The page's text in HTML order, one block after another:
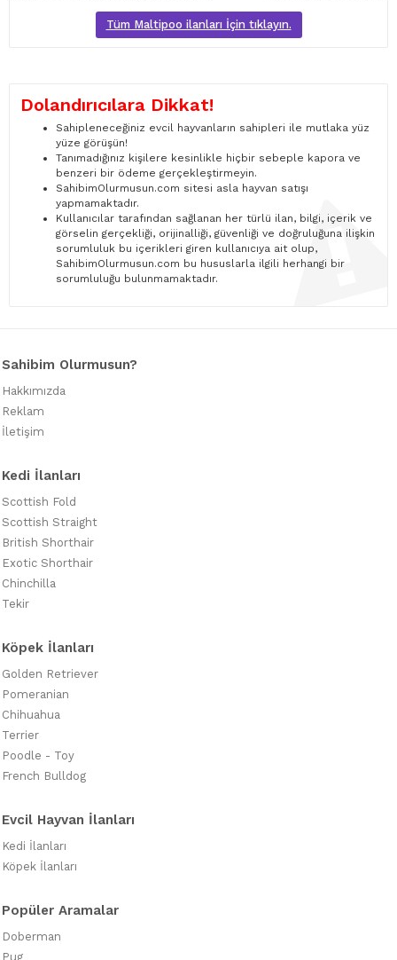
Tüm Maltipoo ilanları İçin tıklayın.
Dolandırıcılara Dikkat!
Sahipleneceğiniz evcil hayvanların sahipleri ile mutlaka yüz
yüze görüşün!
Tanımadığınız kişilere kesinlikle hiçbir sebeple kapora ve
benzeri bir ödeme gerçekleştirmeyin.
SahibimOlurmusun.com sitesi asla hayvan satışı
yapmamaktadır.
Kullanıcılar tarafından sağlanan her türlü ilan, bilgi, içerik ve
görselin gerçekliği, orijinalliği, güvenliği ve doğruluğuna ilişkin
sorumluluk bu içerikleri giren kullanıcıya ait olup,
SahibimOlurmusun.com bu hususlarla ilgili herhangi bir
sorumluluğu bulunmamaktadır.
Sahibim Olurmusun?
Hakkımızda
Reklam
İletişim
Kedi İlanları
Scottish Fold
Scottish Straight
British Shorthair
Exotic Shorthair
Chinchilla
Tekir
Köpek İlanları
Golden Retriever
Pomeranian
Chihuahua
Terrier
Poodle - Toy
French Bulldog
Evcil Hayvan İlanları
Kedi İlanları
Köpek İlanları
Popüler Aramalar
Doberman
Pug